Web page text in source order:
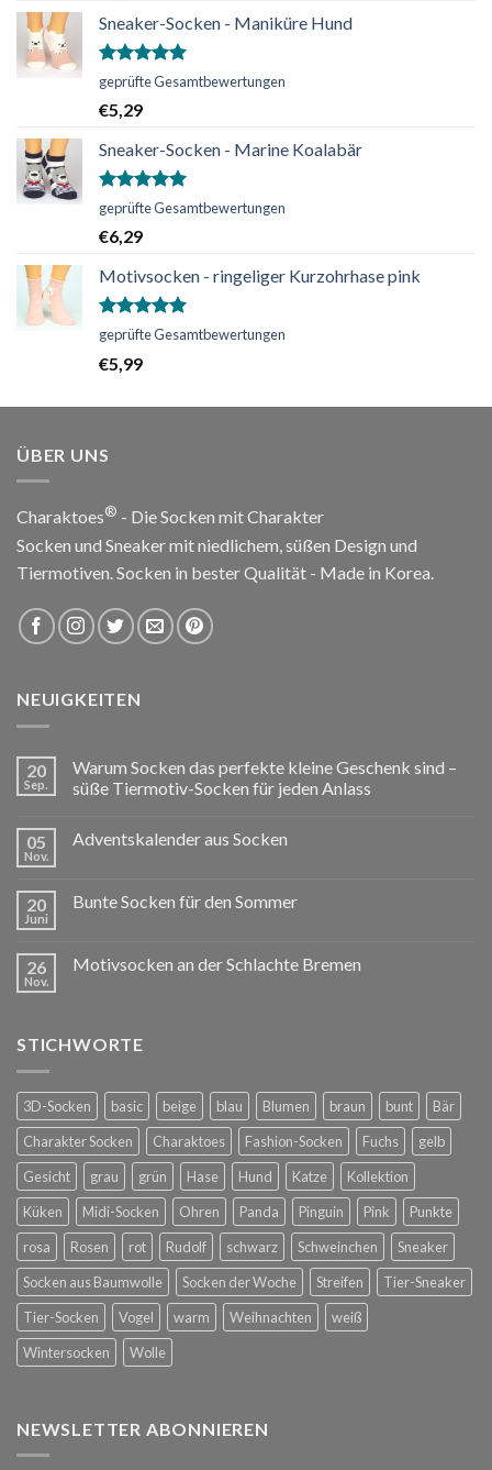
Sneaker-Socken - Maniküre Hund
Bewertet
von 5
geprüfte Gesamtbewertungen
€5,29
Sneaker-Socken - Marine Koalabär
Bewertet
von 5
geprüfte Gesamtbewertungen
€6,29
Motivsocken - ringeliger Kurzohrhase pink
Bewertet
von 5
geprüfte Gesamtbewertungen
€5,99
ÜBER UNS
Charaktoes® - Die Socken mit Charakter
Socken und Sneaker mit niedlichem, süßen Design und
Tiermotiven. Socken in bester Qualität - Made in Korea.
NEUIGKEITEN
20
Sep.
Warum Socken das perfekte kleine Geschenk sind –
süße Tiermotiv-Socken für jeden Anlass
05
Nov.
Adventskalender aus Socken
20
Juni
Bunte Socken für den Sommer
26
Nov.
Motivsocken an der Schlachte Bremen
STICHWORTE
3D-Socken basic beige blau Blumen braun bunt
Bär
Charakter Socken
Charaktoes Fashion-Socken Fuchs
gelb
Gesicht
grau grün Hase Hund Katze
Kollektion
Küken
Midi-Socken Ohren Panda Pinguin Pink
Punkte
rosa
Rosen rot Rudolf schwarz Schweinchen
Sneaker
Socken aus Baumwolle
Socken der Woche Streifen
Tier-Sneaker
Tier-Socken
Vogel warm Weihnachten
weiß
Wintersocken
Wolle
NEWSLETTER ABONNIEREN